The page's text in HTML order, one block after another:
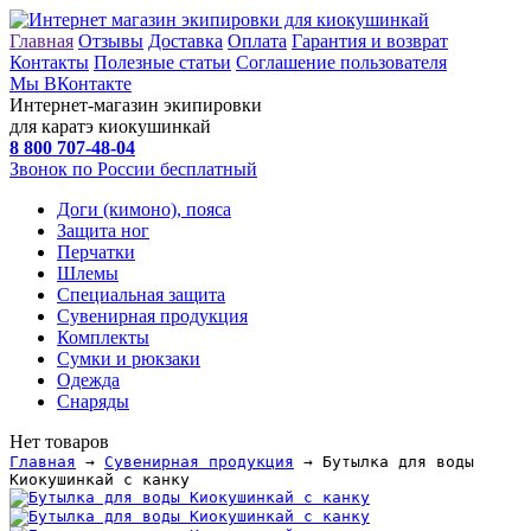
Главная Отзывы Доставка Оплата Гарантия и возврат
Контакты Полезные статьи Соглашение пользователя
Мы ВКонтакте
Интернет-магазин экипировки
для каратэ киокушинкай
8 800 707-48-04
Звонок по России бесплатный
Доги (кимоно), пояса
Защита ног
Перчатки
Шлемы
Специальная защита
Сувенирная продукция
Комплекты
Сумки и рюкзаки
Одежда
Снаряды
Нет товаров
Главная → Сувенирная продукция → Бутылка для воды
Киокушинкай с канку